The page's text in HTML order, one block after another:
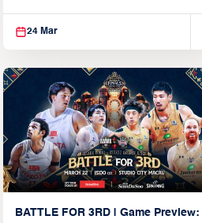
24 Mar
BATTLE FOR 3RD | Game Preview: